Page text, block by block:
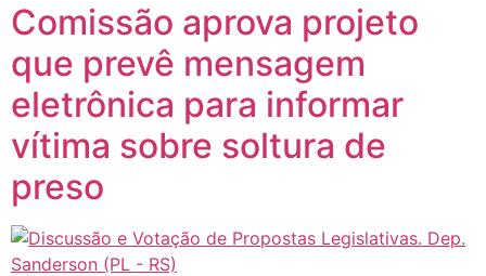
Comissão aprova projeto
que prevê mensagem
eletrônica para informar
vítima sobre soltura de
preso